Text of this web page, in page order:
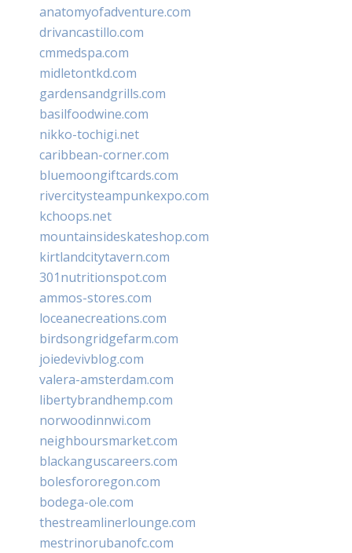
anatomyofadventure.com
drivancastillo.com
cmmedspa.com
midletontkd.com
gardensandgrills.com
basilfoodwine.com
nikko-tochigi.net
caribbean-corner.com
bluemoongiftcards.com
rivercitysteampunkexpo.com
kchoops.net
mountainsideskateshop.com
kirtlandcitytavern.com
301nutritionspot.com
ammos-stores.com
loceanecreations.com
birdsongridgefarm.com
joiedevivblog.com
valera-amsterdam.com
libertybrandhemp.com
norwoodinnwi.com
neighboursmarket.com
blackanguscareers.com
bolesfororegon.com
bodega-ole.com
thestreamlinerlounge.com
mestrinorubanofc.com